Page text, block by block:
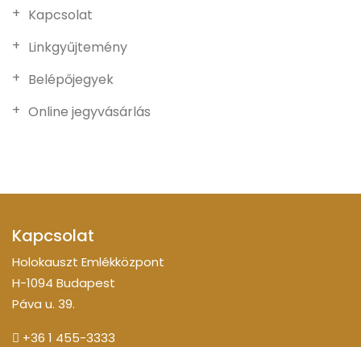
Kapcsolat
Linkgyűjtemény
Belépőjegyek
Online jegyvásárlás
Kapcsolat
Holokauszt Emlékközpont
H-1094 Budapest
Páva u. 39.
+36 1 455-3333